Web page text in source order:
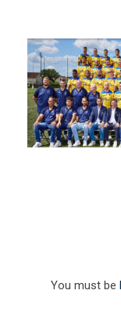
You must be